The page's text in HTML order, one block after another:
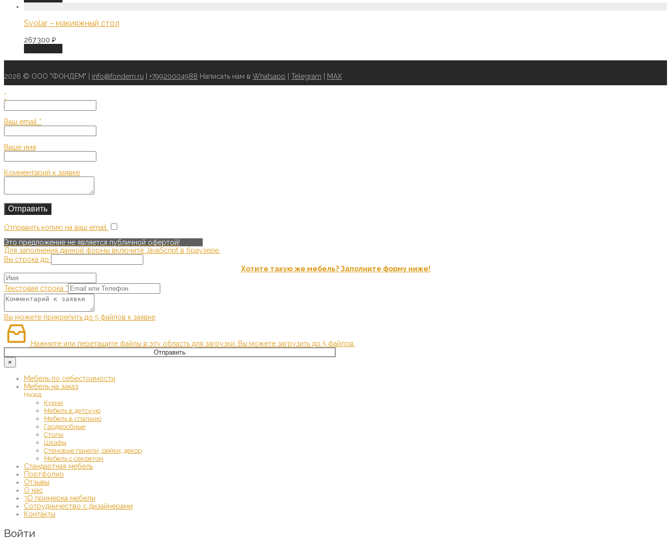
Svolar – макияжный стол
267.300 ₽
2026 © ООО "ФОНДЕМ" | info@fondem.ru +79920004988 Написать нам в Whatsapp Telegram MAX
*
Ваш email *
Ваше имя
Комментарий к заявке
Отправить копию на ваш email
Это предложение не является публичной офертой!
Для заполнения данной формы включите JavaScript в браузере.
Вы строка до
Хотите такую же мебель? Заполните форму ниже!
Текстовая строка *
Вы можете прикрепить до 5 файлов к заявке
Нажмите или перетащите файлы в эту область для загрузки. Вы можете загрузить до 5 файлов.
Отправить
×
Мебель по себестоимости
Мебель на заказ
Назад
Кухни
Мебель в детскую
Мебель в спальню
Гардеробные
Столы
Шкафы
Стеновые панели, рейки, декор
Мебель с секретом
Стандартная мебель
Портфолио
Отзывы
О нас
3D примерка мебели
Сотрудничество с дизайнерами
Контакты
Войти